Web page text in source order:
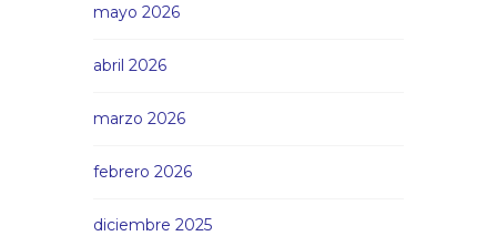
mayo 2026
abril 2026
marzo 2026
febrero 2026
diciembre 2025